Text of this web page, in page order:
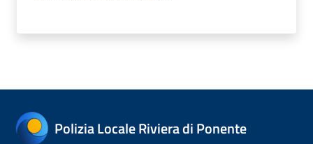
Polizia Locale Riviera di Ponente